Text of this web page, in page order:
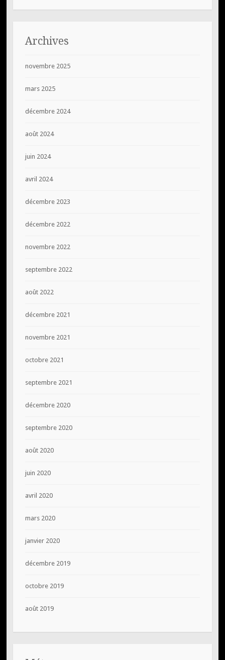
Archives
novembre 2025
mars 2025
décembre 2024
août 2024
juin 2024
avril 2024
décembre 2023
décembre 2022
novembre 2022
septembre 2022
août 2022
décembre 2021
novembre 2021
octobre 2021
septembre 2021
décembre 2020
septembre 2020
août 2020
juin 2020
avril 2020
mars 2020
janvier 2020
décembre 2019
octobre 2019
août 2019